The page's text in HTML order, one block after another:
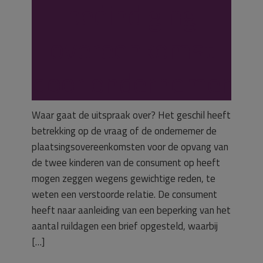
Waar gaat de uitspraak over? Het geschil heeft
betrekking op de vraag of de ondernemer de
plaatsingsovereenkomsten voor de opvang van
de twee kinderen van de consument op heeft
mogen zeggen wegens gewichtige reden, te
weten een verstoorde relatie. De consument
heeft naar aanleiding van een beperking van het
aantal ruildagen een brief opgesteld, waarbij
[…]